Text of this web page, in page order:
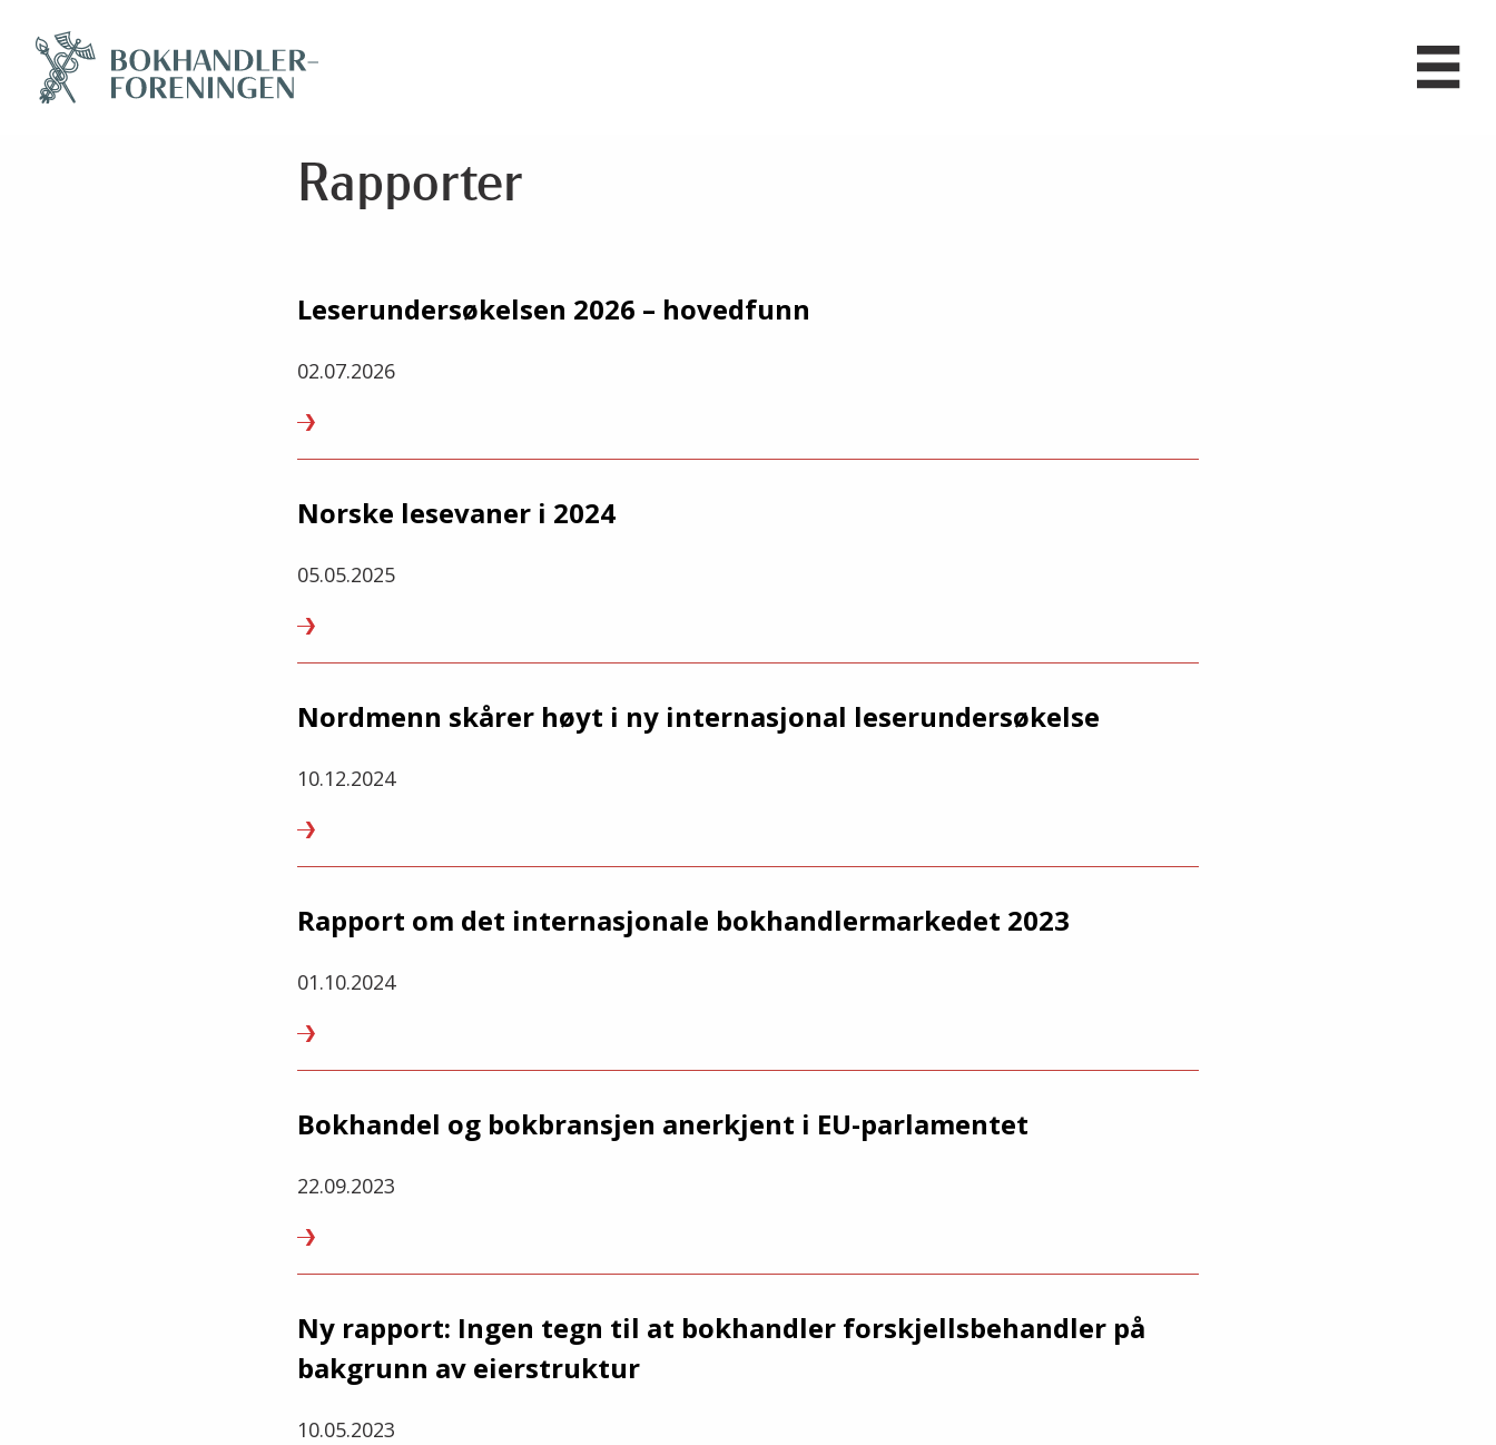
Rapporter
Leserundersøkelsen 2026 – hovedfunn
02.07.2026
Norske lesevaner i 2024
05.05.2025
Nordmenn skårer høyt i ny internasjonal leserundersøkelse
10.12.2024
Rapport om det internasjonale bokhandlermarkedet 2023
01.10.2024
Bokhandel og bokbransjen anerkjent i EU-parlamentet
22.09.2023
Ny rapport: Ingen tegn til at bokhandler forskjellsbehandler på
bakgrunn av eierstruktur
10.05.2023